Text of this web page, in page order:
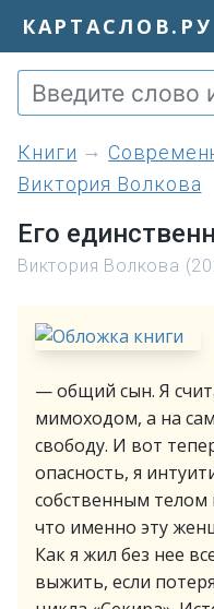
КАРТАСЛОВ.РУ
книги
Виктория Волкова
Его
Виктория Волкова
— общий сын. Я
мимоходом, а на
свободу. И вот
опасность, я
собственным
что именно эту
Как я жил без нее
выжить, если